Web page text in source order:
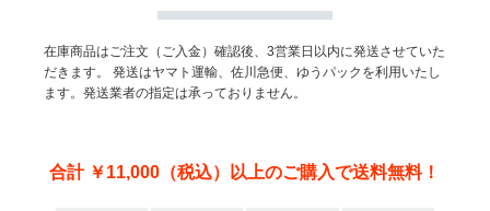
在庫商品はご注文（ご入金）確認後、3営業日以内に発送させていた
だきます。
発送はヤマト運輸、佐川急便、ゆうパックを利用いたし
ます。発送業者の指定は承っておりません。
合計 ￥11,000（税込）以上のご購入で送料無料！